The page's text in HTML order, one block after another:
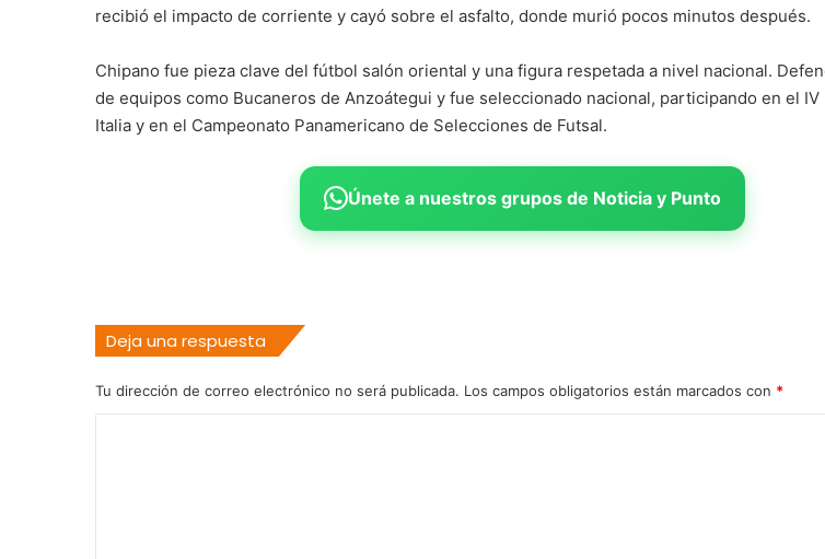
recibió el impacto de corriente y cayó sobre el asfalto, donde murió pocos minutos después.
Chipano fue pieza clave del fútbol salón oriental y una figura respetada a nivel nacional.
de equipos como Bucaneros de Anzoátegui y fue seleccionado nacional, participando en el IV
Italia y en el Campeonato Panamericano de Selecciones de Futsal.
Únete a nuestros grupos de Noticia y Punto
Deja una respuesta
Tu dirección de correo electrónico no será publicada. Los campos obligatorios están marcados con *